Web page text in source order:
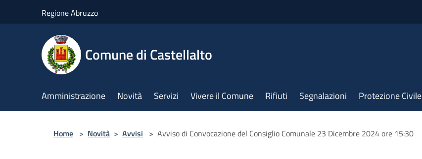
Regione Abruzzo
Comune di Castellalto
Amministrazione Novità Servizi Vivere il Comune Rifiuti Segnalazioni Protezione Civile
Home > Novità > Avvisi > Avviso di Convocazione del Consiglio Comunale 23 Dicembre 2024 ore 15:30